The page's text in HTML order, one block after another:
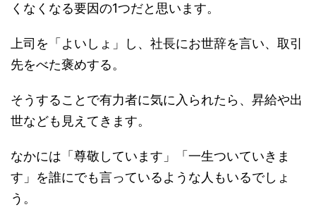
くなくなる要因の1つだと思います。
上司を「よいしょ」し、社長にお世辞を言い、取引
先をべた褒めする。
そうすることで有力者に気に入られたら、昇給や出
世なども見えてきます。
なかには「尊敬しています」「一生ついていきま
す」を誰にでも言っているような人もいるでしょ
う。